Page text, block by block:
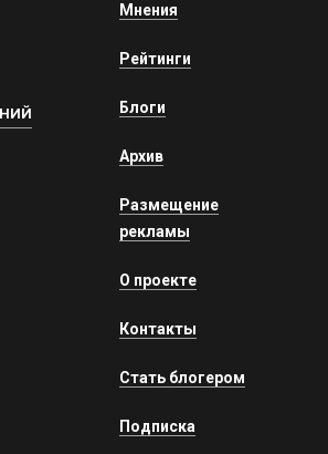
Мнения
Рейтинги
Блоги
Архив
Размещение
рекламы
О проекте
Контакты
Стать блогером
Подписка